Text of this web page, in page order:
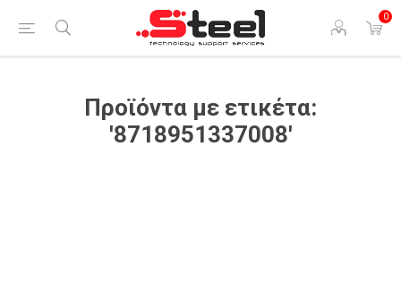
0
Προϊόντα με ετικέτα:
'8718951337008'